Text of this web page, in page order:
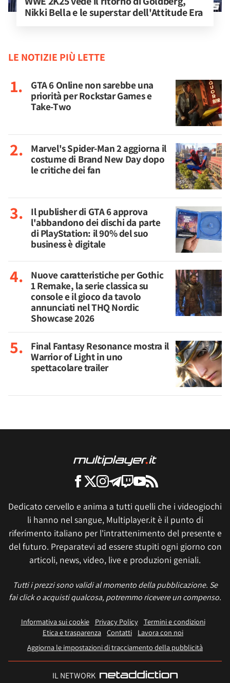
Nikki Bella e le superstar dell'Attitude Era
LE NOTIZIE PIÙ LETTE
GTA 6 Online non sarebbe una
priorità per Rockstar Games e
Take-Two
Marvel's Spider-Man 2 aggiorna il
costume di Brand New Day dopo
le critiche dei fan
Il publisher di GTA 6 approva
l'abbandono dei dischi da parte
di PlayStation: il 90% del suo
business è digitale
Nuove caratteristiche per Gothic
1 Remake, la serie classica su
console e il gioco da tavolo
annunciati nel THQ Nordic
Showcase 2026
Final Fantasy Resonance mostra il
Warrior of Light in uno
spettacolare trailer
Dedicato cervello e anima a tutti quelli che i videogiochi
li hanno nel sangue, Multiplayer.it è il punto di
riferimento italiano per l'intrattenimento del presente e
del futuro. Preparatevi ad essere stupiti ogni giorno con
articoli, news, video, live e produzioni geniali.
Tutti i prezzi sono validi al momento della pubblicazione. Se
fai click o acquisti qualcosa, potremmo ricevere un compenso.
Informativa sui cookie Privacy Policy
Termini e condizioni
Etica e trasparenza Contatti
Lavora con noi
Aggiorna le impostazioni di tracciamento della pubblicità
IL NETWORK